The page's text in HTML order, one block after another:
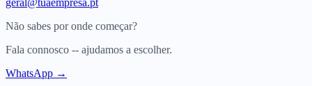
geral@tuaempresa.pt
Não sabes por onde começar?
Fala connosco -- ajudamos a escolher.
WhatsApp →